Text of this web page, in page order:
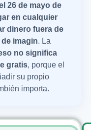
26 de mayo de
en cualquier
dinero fuera de
imagin. La
no significa
gratis, porque el
su propio
importa.